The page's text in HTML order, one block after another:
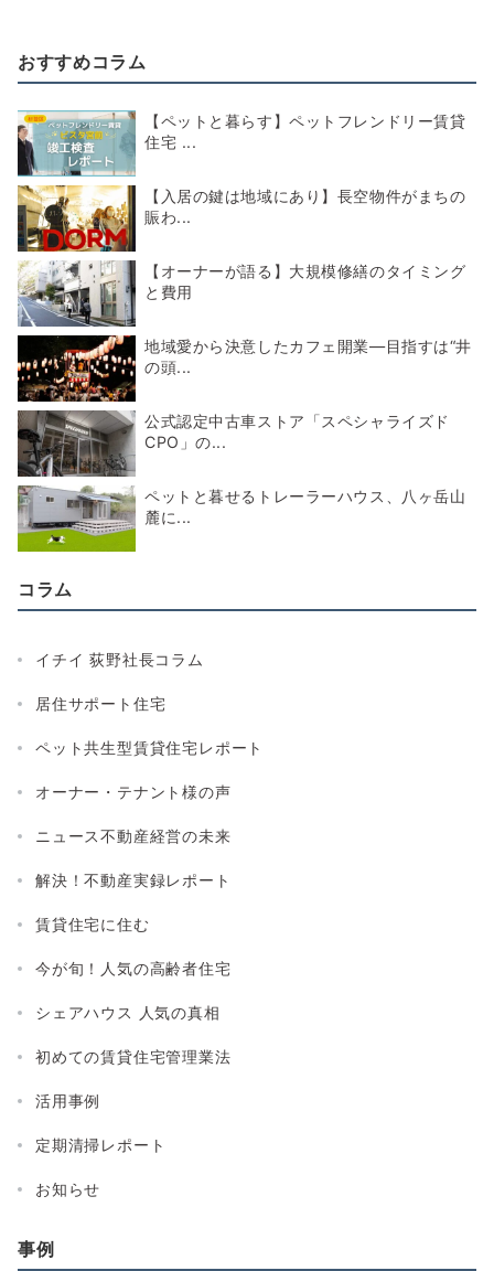
おすすめコラム
【ペットと暮らす】ペットフレンドリー賃貸
住宅 ...
【入居の鍵は地域にあり】長空物件がまちの
賑わ...
【オーナーが語る】大規模修繕のタイミング
と費用
地域愛から決意したカフェ開業―目指すは“井
の頭...
公式認定中古車ストア「スペシャライズド
CPO」の...
ペットと暮せるトレーラーハウス、八ヶ岳山
麓に...
コラム
イチイ 荻野社長コラム
居住サポート住宅
ペット共生型賃貸住宅レポート
オーナー・テナント様の声
ニュース不動産経営の未来
解決！不動産実録レポート
賃貸住宅に住む
今が旬！人気の高齢者住宅
シェアハウス 人気の真相
初めての賃貸住宅管理業法
活用事例
定期清掃レポート
お知らせ
事例